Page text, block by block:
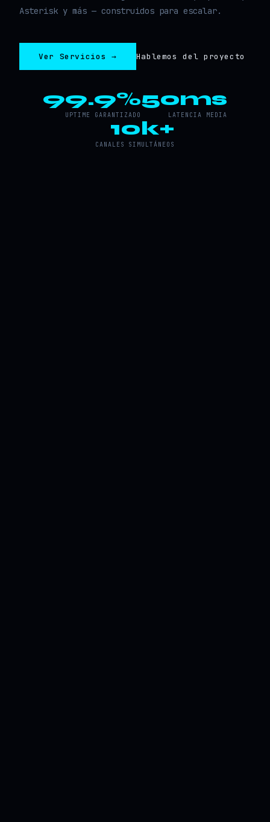
Asterisk y más — construidos para escalar.
Ver Servicios → Hablemos del proyecto
99.9%
UPTIME GARANTIZADO
50ms
LATENCIA MEDIA
10k+
CANALES SIMULTÁNEOS